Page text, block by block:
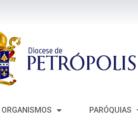
ORGANISMOS PARÓQUIAS